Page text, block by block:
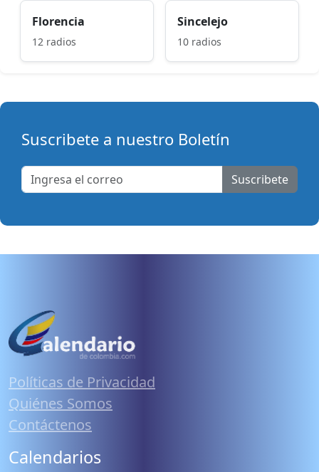
Florencia
12 radios
Sincelejo
10 radios
Suscribete a nuestro Boletín
Suscribete
Políticas de Privacidad
Quiénes Somos
Contáctenos
Calendarios